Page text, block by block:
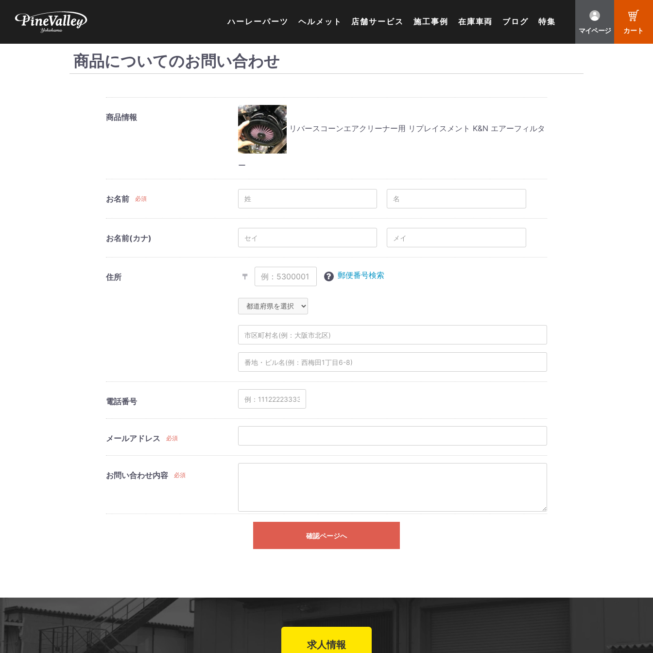
ハーレーパーツ ヘルメット 店舗サービス 施工事例 在庫車両 ブログ 特集
マイページ カート
商品についてのお問い合わせ
商品情報
リバースコーンエアクリーナー用 リプレイスメント K&N エアーフィルタ
ー
お名前 必須
お名前(カナ)
住所 〒 郵便番号検索
電話番号
メールアドレス 必須
お問い合わせ内容 必須
確認ページへ
求人情報